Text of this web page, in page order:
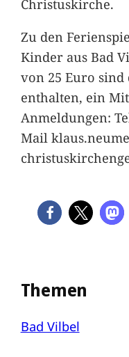
Christuskirche.
Zu den
Kinder aus Bad
von 25 Euro
enthalten, ein
Anmeldungen:
Mail
Themen
Bad Vilbel